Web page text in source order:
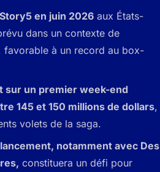
en juin 2026 aux États-
dans un contexte de
favorable à un record au box-
sur un premier week-end
145 et 150 millions de dollars,
volets de la saga.
notamment avec Des
constituera un défi pour